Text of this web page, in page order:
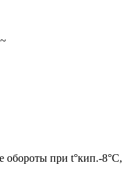
обороты при t°кип.-8°С,